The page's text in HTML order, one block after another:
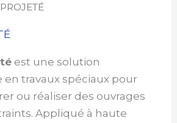
est une solution
travaux spéciaux pour
ou réaliser des ouvrages
Appliqué à haute